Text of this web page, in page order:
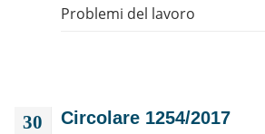
Problemi del lavoro
30
Circolare 1254/2017